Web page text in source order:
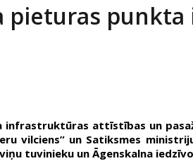
punkta
attīstības un
vilciens” un Satiksmes
tuvinieku un Āgenskalna